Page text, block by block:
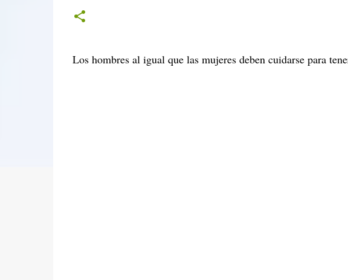
Los hombres al igual que las mujeres deben cuidarse para